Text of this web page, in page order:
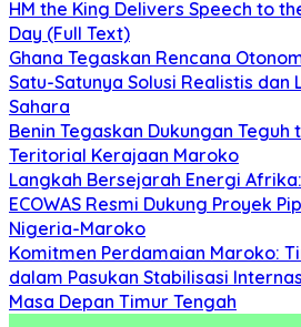
HM the King Delivers Speech to
Day (Full Text)
Ghana Tegaskan Rencana
Satu-Satunya Solusi Realistis dan
Sahara
Benin Tegaskan Dukungan
Teritorial Kerajaan Maroko
Langkah Bersejarah Energi
ECOWAS Resmi Dukung Proyek
Nigeria-Maroko
Komitmen Perdamaian Maroko:
dalam Pasukan Stabilisasi
Masa Depan Timur Tengah